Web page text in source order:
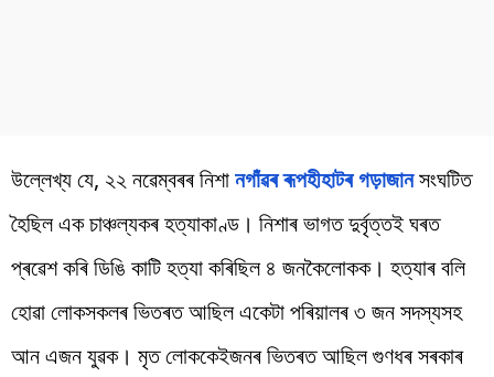
উল্লেখ্য যে, ২২ নৱেম্বৰৰ নিশানগাঁৱৰ ৰূপহীহাটৰ গড়াজানসংঘটিত
হৈছিল এক চাঞ্চল্যকৰ হত্যাকাণ্ড। নিশাৰ ভাগত দুৰ্বৃত্তই ঘৰত
প্ৰৱেশ কৰি ডিঙি কাটি হত্যা কৰিছিল ৪ জনকৈলোকক। হত্যাৰ বলি
হোৱা লোকসকলৰ ভিতৰত আছিল একেটা পৰিয়ালৰ ৩ জন সদস্যসহ
আন এজন যুৱক। মৃত লোককেইজনৰ ভিতৰত আছিল গুণধৰ সৰকাৰ